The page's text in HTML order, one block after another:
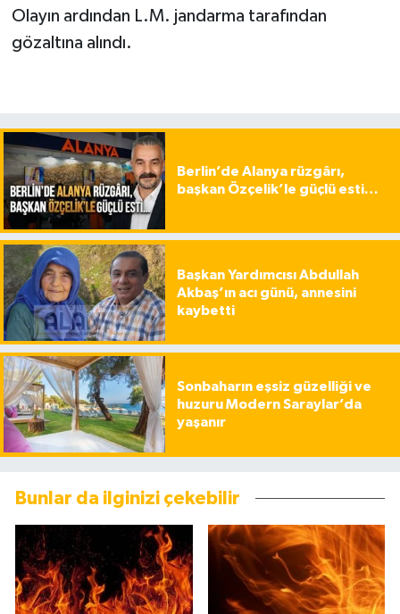
Olayın ardından L.M. jandarma tarafından
gözaltına alındı.
Berlin’de Alanya rüzgârı,
başkan Özçelik’le güçlü esti…
Başkan Yardımcısı Abdullah
Akbaş’ın acı günü, annesini
kaybetti
Sonbaharın eşsiz güzelliği ve
huzuru Modern Saraylar’da
yaşanır
Bunlar da ilginizi çekebilir